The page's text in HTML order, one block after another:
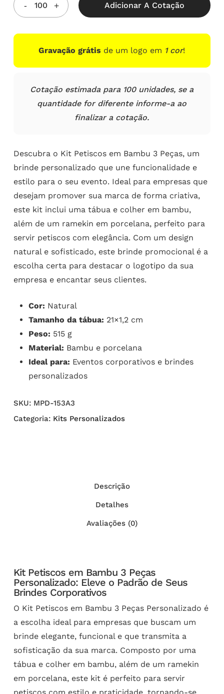
Adicionar A Cotação
Gravação grátis de um logo em 1 cor!
Cotação estimada para 100 unidades, se a
quantidade for diferente informe-a ao
finalizar a cotação.
Descubra o Kit Petiscos em Bambu 3 Peças, um
brinde personalizado que une funcionalidade e
estilo para o seu evento. Ideal para empresas que
desejam promover sua marca de forma criativa,
este kit inclui uma tábua e colher em bambu,
além de um ramekin em porcelana, perfeito para
servir petiscos com elegância. Com um design
natural e sofisticado, este brinde promocional é a
escolha certa para destacar o logotipo da sua
empresa e encantar seus clientes.
Cor: Natural
Tamanho da tábua: 21×1,2 cm
Peso: 515 g
Material: Bambu e porcelana
Ideal para: Eventos corporativos e brindes
personalizados
SKU: MPD-153A3
Categoria: Kits Personalizados
Descrição
Detalhes
Avaliações (0)
Kit Petiscos em Bambu 3 Peças
Personalizado: Eleve o Padrão de Seus
Brindes Corporativos
O Kit Petiscos em Bambu 3 Peças Personalizado é
a escolha ideal para empresas que buscam um
brinde elegante, funcional e que transmita a
sofisticação da sua marca. Composto por uma
tábua e colher em bambu, além de um ramekin
em porcelana, este kit é perfeito para servir